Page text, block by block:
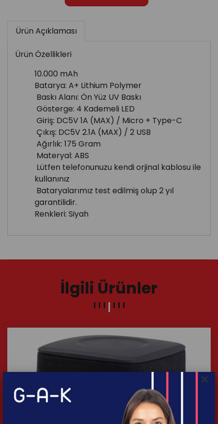
×
Ürün Açıklaması
Ürün Özellikleri
10.000 mAh
Batarya: A+ Lithium Polymer
Baskı Alanı: Ön Yüz UV Baskı
Gösterge: 4 Kademeli LED
Giriş: DC5V 1A (MAX) / Micro + Type-C
Çıkış: DC5V 2.1A (MAX) / 2 USB
Ağırlık: 175 Gram
Materyal: ABS
Lütfen telefonunuzu kendi orjinal kablosu ile
kullanınız
Bataryalarımız test edilmiş olup 2 yıl
garantilidir.
Renkleri: Siyah
İlgili Ürünler